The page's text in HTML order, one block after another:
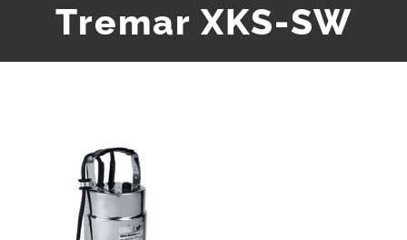
Tremar XKS-SW